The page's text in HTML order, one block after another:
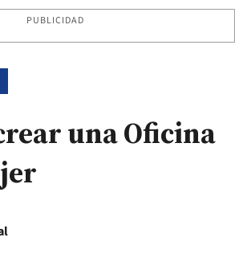
PUBLICIDAD
una Oficina